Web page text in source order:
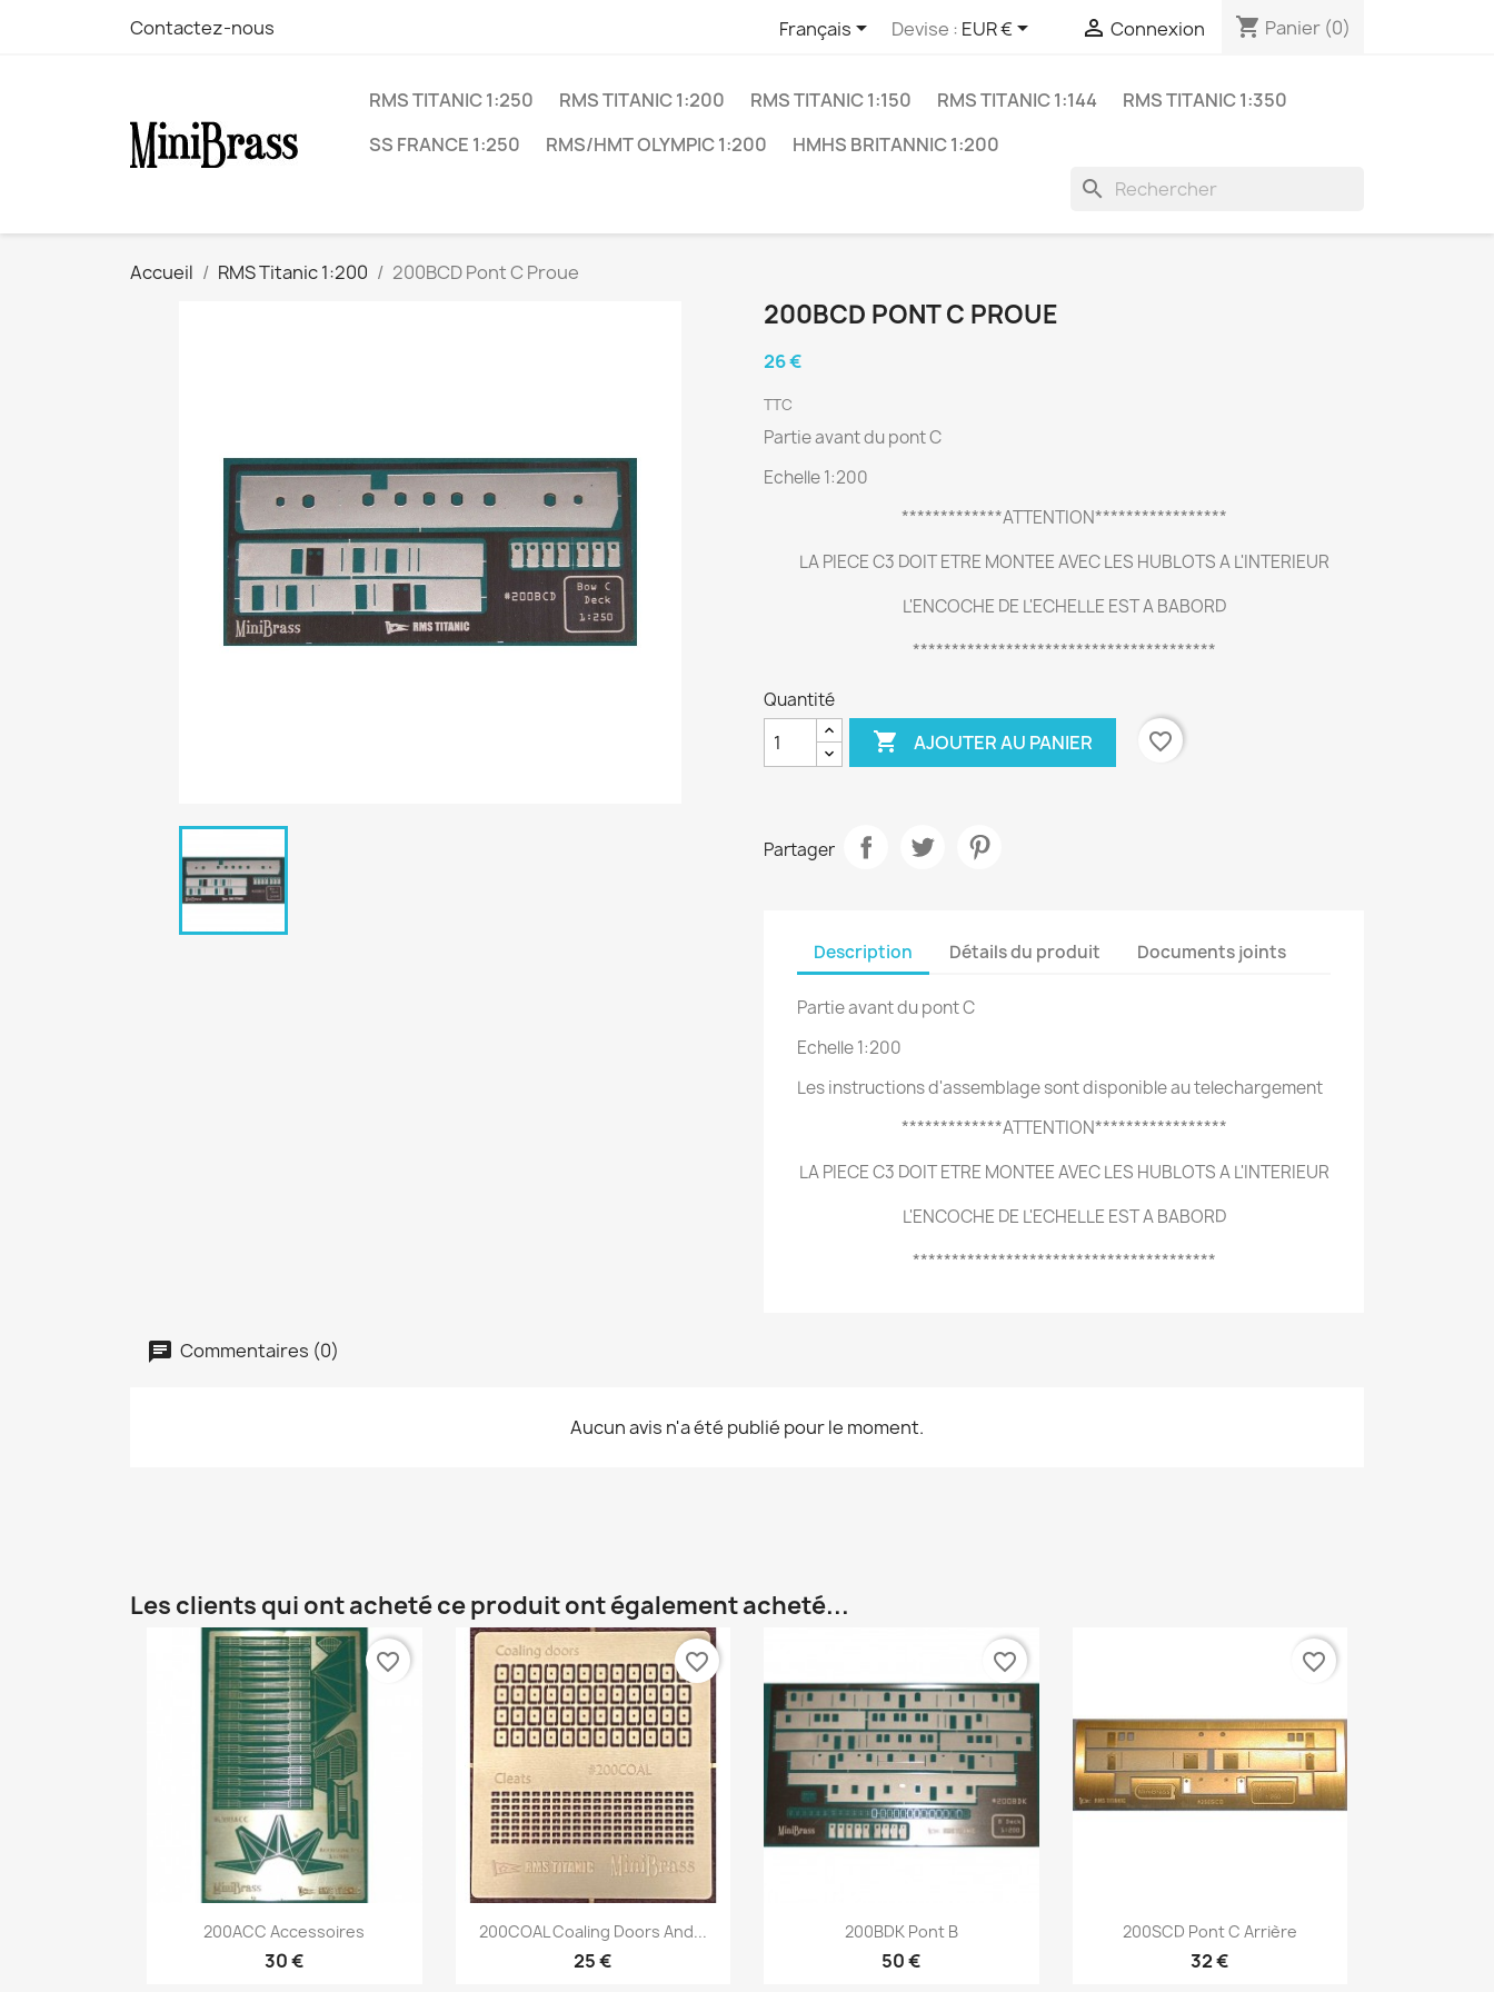
Contactez-nous Français Devise : EUR €  Connexion shopping_cart Panier (0)
RMS TITANIC 1:250 RMS TITANIC 1:200 RMS TITANIC 1:150 RMS TITANIC 1:144
RMS TITANIC 1:350
SS FRANCE 1:250
RMS/HMT OLYMPIC 1:200 HMHS BRITANNIC 1:200
search
Accueil RMS Titanic 1:200 200BCD Pont C Proue
200BCD PONT C PROUE
26 €
TTC
Partie avant du pont C
Echelle 1:200
*************ATTENTION*****************
LA PIECE C3 DOIT ETRE MONTEE AVEC LES HUBLOTS A L'INTERIEUR
L'ENCOCHE DE L'ECHELLE EST A BABORD
***************************************
Quantité
 AJOUTER AU PANIER favorite_border
Partager
Description Détails du produit Documents joints
Partie avant du pont C
Echelle 1:200
Les instructions d'assemblage sont disponible au telechargement
*************ATTENTION*****************
LA PIECE C3 DOIT ETRE MONTEE AVEC LES HUBLOTS A L'INTERIEUR
L'ENCOCHE DE L'ECHELLE EST A BABORD
***************************************
Commentaires (0)
Aucun avis n'a été publié pour le moment.
Les clients qui ont acheté ce produit ont également acheté...
Aperçu rapide
200ACC Accessoires
30 €
favorite_border
Aperçu rapide
200COAL Coaling Doors And...
25 €
favorite_border
Aperçu rapide
200BDK Pont B
50 €
favorite_border
Aperçu rapide
200SCD Pont C Arrière
32 €
favorite_border